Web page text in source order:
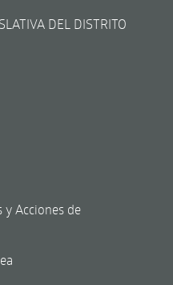
DEL DISTRITO
Acciones de